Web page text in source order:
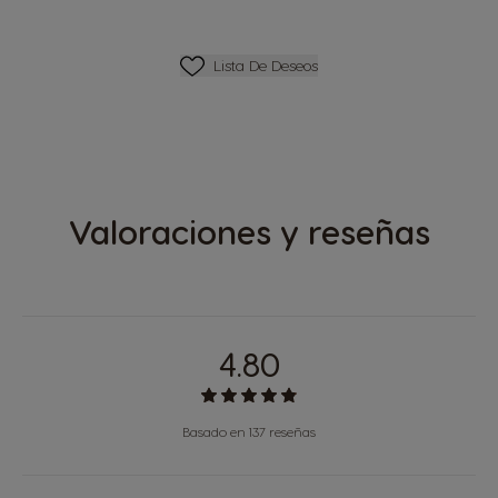
Lista De Deseos
Lista De Deseos
Valoraciones y reseñas
4.80
Basado en 137 reseñas